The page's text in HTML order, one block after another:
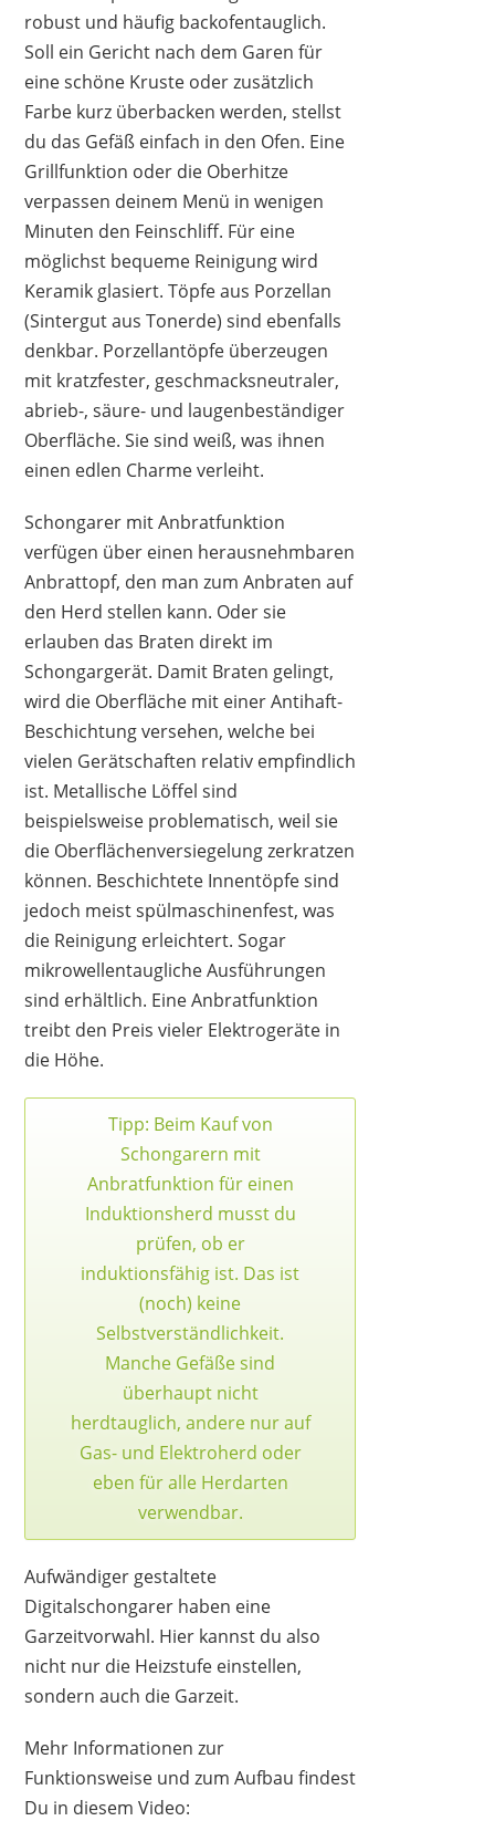
robust und häufig backofentauglich.
Soll ein Gericht nach dem Garen für
eine schöne Kruste oder zusätzlich
Farbe kurz überbacken werden, stellst
du das Gefäß einfach in den Ofen. Eine
Grillfunktion oder die Oberhitze
verpassen deinem Menü in wenigen
Minuten den Feinschliff. Für eine
möglichst bequeme Reinigung wird
Keramik glasiert. Töpfe aus Porzellan
(Sintergut aus Tonerde) sind ebenfalls
denkbar. Porzellantöpfe überzeugen
mit kratzfester, geschmacksneutraler,
abrieb-, säure- und laugenbeständiger
Oberfläche. Sie sind weiß, was ihnen
einen edlen Charme verleiht.
Schongarer mit Anbratfunktion
verfügen über einen herausnehmbaren
Anbrattopf, den man zum Anbraten auf
den Herd stellen kann. Oder sie
erlauben das Braten direkt im
Schongargerät. Damit Braten gelingt,
wird die Oberfläche mit einer Antihaft-
Beschichtung versehen, welche bei
vielen Gerätschaften relativ empfindlich
ist. Metallische Löffel sind
beispielsweise problematisch, weil sie
die Oberflächenversiegelung zerkratzen
können. Beschichtete Innentöpfe sind
jedoch meist spülmaschinenfest, was
die Reinigung erleichtert. Sogar
mikrowellentaugliche Ausführungen
sind erhältlich. Eine Anbratfunktion
treibt den Preis vieler Elektrogeräte in
die Höhe.
Tipp: Beim Kauf von
Schongarern mit
Anbratfunktion für einen
Induktionsherd musst du
prüfen, ob er
induktionsfähig ist. Das ist
(noch) keine
Selbstverständlichkeit.
Manche Gefäße sind
überhaupt nicht
herdtauglich, andere nur auf
Gas- und Elektroherd oder
eben für alle Herdarten
verwendbar.
Aufwändiger gestaltete
Digitalschongarer haben eine
Garzeitvorwahl. Hier kannst du also
nicht nur die Heizstufe einstellen,
sondern auch die Garzeit.
Mehr Informationen zur
Funktionsweise und zum Aufbau findest
Du in diesem Video: